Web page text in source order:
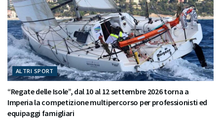
ALTRI SPORT
“Regate delle Isole”, dal 10 al 12 settembre 2026 torna a
Imperia la competizione multipercorso per professionisti ed
equipaggi famigliari